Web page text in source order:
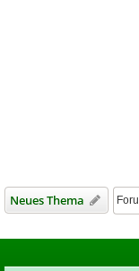
Neues Thema